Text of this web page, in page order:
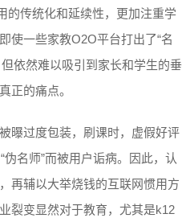
的传统化和延续性，更加注重学
使一些家教O2O平台打出了“名
依然难以吸引到家长和学生的垂
正的痛点。
曝过度包装，刷课时，虚假好评
名师”而被用户诟病。因此，认
再辅以大举烧钱的互联网惯用方
裂变显然对于教育，尤其是k12